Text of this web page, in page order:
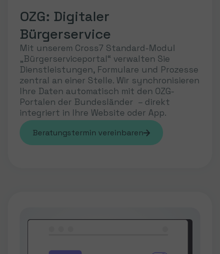
OZG: Digitaler
Bürgerservice
Mit unserem Cross7 Standard-Modul
„Bürgerserviceportal“ verwalten Sie
Dienstleistungen, Formulare und Prozesse
zentral an einer Stelle. Wir synchronisieren
Ihre Daten automatisch mit den OZG-
Portalen der Bundesländer – direkt
integriert in Ihre Website oder App.
Beratungstermin vereinbaren